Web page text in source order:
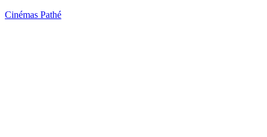
Cinémas Pathé